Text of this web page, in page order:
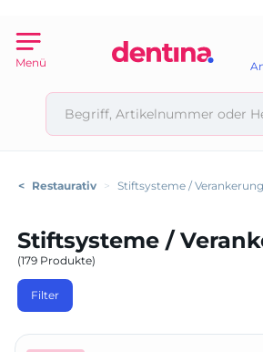
Menü
< Restaurativ > Stiftsysteme /
Stiftsysteme /
(179 Produkte)
Filter